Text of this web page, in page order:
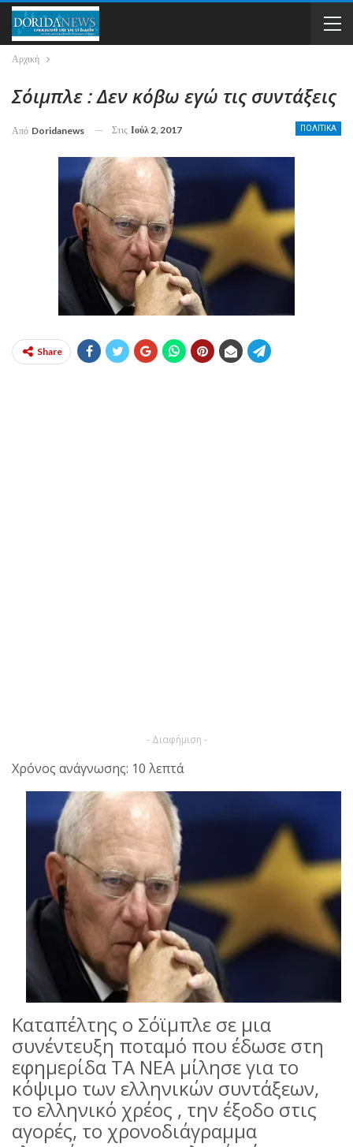
Αρχική
Σόιμπλε : Δεν κόβω εγώ τις συντάξεις
ΠΟΛΙΤΙΚΑ
Από Doridanews Στις Ιούλ 2, 2017
Share
- Διαφήμιση -
Χρόνος ανάγνωσης: 10 λεπτά
Καταπέλτης ο Σόϊμπλε σε μια
συνέντευξη ποταμό που έδωσε στη
εφημερίδα ΤΑ ΝΕΑ μίλησε για το
κόψιμο των ελληνικών συντάξεων,
το ελληνικό χρέος , την έξοδο στις
αγορές, το χρονοδιάγραμμα